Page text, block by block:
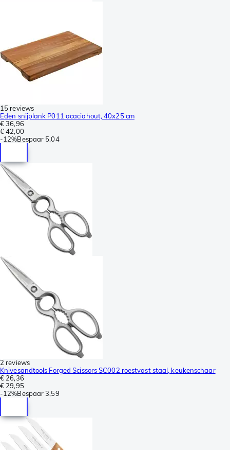
15 reviews
Eden snijplank P011 acaciahout, 40x25 cm
€ 36,96
€ 42,00
-12%Bespaar 5,04
2 reviews
Knivesandtools Forged Scissors SC002 roestvast staal, keukenschaar
€ 26,36
€ 29,95
-12%Bespaar 3,59